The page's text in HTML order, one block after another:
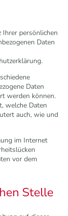
Ihrer persönlichen
Daten
Daten
werden können.
welche Daten
auch, wie und
im Internet
vor dem
Stelle